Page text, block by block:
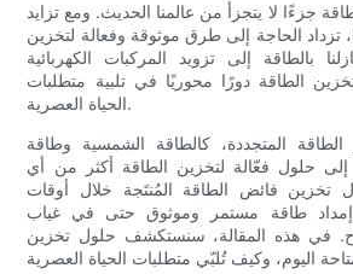
جزءًا لا يتجزأ من عالمنا الحديث. ومع تزايد
تزداد الحاجة إلى طرق موثوقة وفعالة لتخزين
بالطاقة إلى تزويد المركبات الكهربائية
الطاقة دورًا محوريًا في تلبية متطلبات
الحياة العصرية.
المتجددة، كالطاقة الشمسية وطاقة
إلى حلول فعّالة لتخزين الطاقة أكثر من أي
فائض الطاقة المُنتَجة خلال أوقات
إمداد طاقة مستمر وموثوق حتى في غياب
في هذه المقالة، سنستكشف حلول تخزين